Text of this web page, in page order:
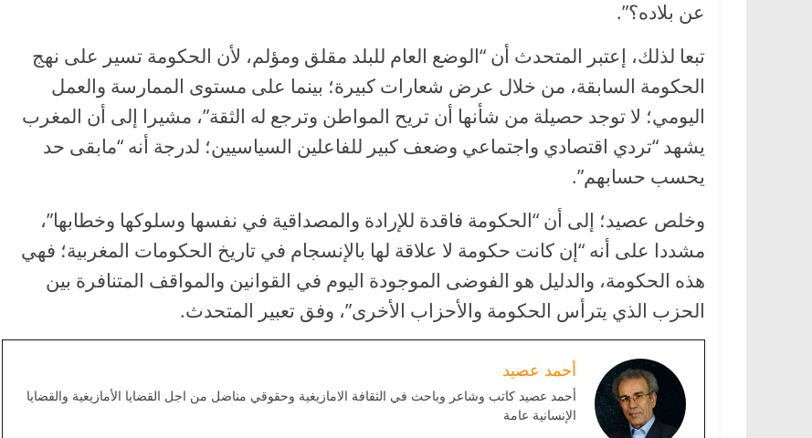
عن بلاده؟”.
تبعا لذلك، إعتبر المتحدث أن “الوضع العام للبلد مقلق ومؤلم، لأن الحكومة تسير على نهج
الحكومة السابقة، من خلال عرض شعارات كبيرة؛ بينما على مستوى الممارسة والعمل
اليومي؛ لا توجد حصيلة من شأنها أن تريح المواطن وترجع له الثقة”، مشيرا إلى أن المغرب
يشهد “تردي اقتصادي واجتماعي وضعف كبير للفاعلين السياسيين؛ لدرجة أنه “مابقى حد
يحسب حسابهم”.
وخلص عصيد؛ إلى أن “الحكومة فاقدة للإرادة والمصداقية في نفسها وسلوكها وخطابها”،
مشددا على أنه “إن كانت حكومة لا علاقة لها بالإنسجام في تاريخ الحكومات المغربية؛ فهي
هذه الحكومة، والدليل هو الفوضى الموجودة اليوم في القوانين والمواقف المتنافرة بين
الحزب الذي يترأس الحكومة والأحزاب الأخرى”، وفق تعبير المتحدث.
أحمد عصيد
أحمد عصيد كاتب وشاعر وباحث في الثقافة الامازيغية وحقوقي مناضل من اجل القضايا الأمازيغية والقضايا
الإنسانية عامة